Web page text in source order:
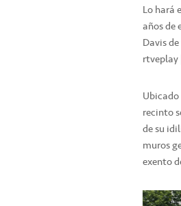
Lo hará
años de
Davis
rtveplay
recinto
de su
muros
exento